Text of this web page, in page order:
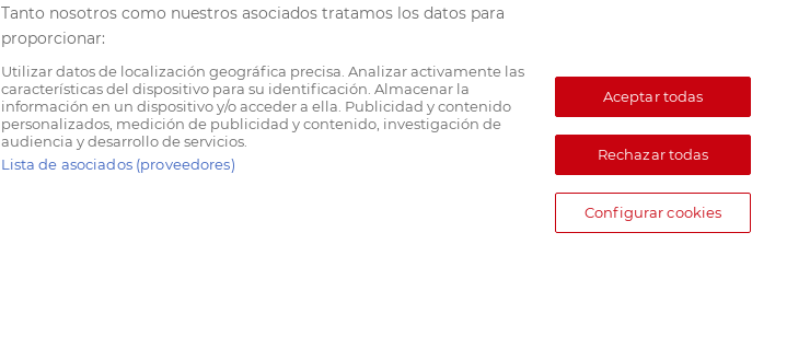
Tanto nosotros como nuestros asociados tratamos los datos para
proporcionar:
Utilizar datos de localización geográfica precisa. Analizar activamente las
características del dispositivo para su identificación. Almacenar la
información en un dispositivo y/o acceder a ella. Publicidad y contenido
personalizados, medición de publicidad y contenido, investigación de
audiencia y desarrollo de servicios.
Lista de asociados (proveedores)
Aceptar todas
Rechazar todas
Configurar cookies